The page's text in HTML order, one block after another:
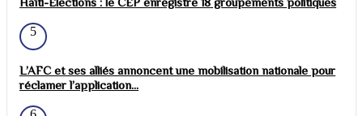
5
L’AFC et ses alliés annoncent une mobilisation nationale pour
réclamer l’application...